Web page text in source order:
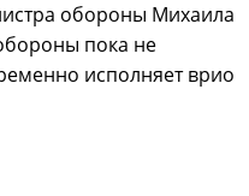
обороны Михаила
пока не
исполняет врио